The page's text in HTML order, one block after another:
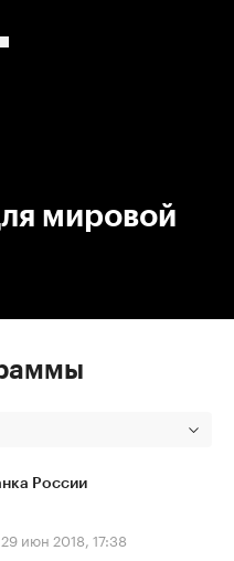
мировой
России
29 июн 2018, 17:38